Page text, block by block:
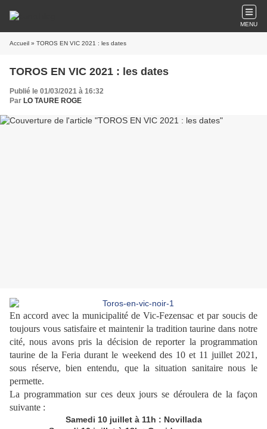
MENU
Accueil » TOROS EN VIC 2021 : les dates
TOROS EN VIC 2021 : les dates
Publié le 01/03/2021 à 16:32
Par LO TAURE ROGE
En accord avec la municipalité de Vic-Fezensac et par soucis de
toujours vous satisfaire et maintenir la tradition taurine dans notre
cité, nous avons pris la décision de reporter la programmation
taurine de la Feria durant le weekend des 10 et 11 juillet 2021,
sous réserve, bien entendu, que la situation sanitaire nous le
permette.
La programmation sur ces deux jours se déroulera de la façon
suivante :
Samedi 10 juillet à 11h : Novillada